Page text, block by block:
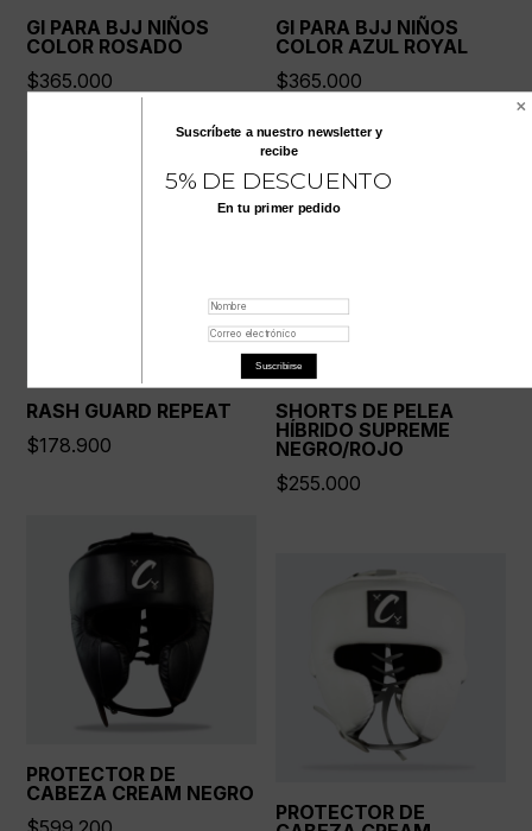
GI PARA BJJ NIÑOS
COLOR ROSADO
$365.000
GI PARA BJJ NIÑOS
COLOR AZUL ROYAL
$365.000
RASH GUARD REPEAT
$178.900
SHORTS DE PELEA
HÍBRIDO SUPREME
NEGRO/ROJO
$255.000
PROTECTOR DE
CABEZA CREAM NEGRO
PROTECTOR DE
Suscríbete a nuestro newslettery
recibe
5% DE DESCUENTO
En tu primer pedido
Suscribirse